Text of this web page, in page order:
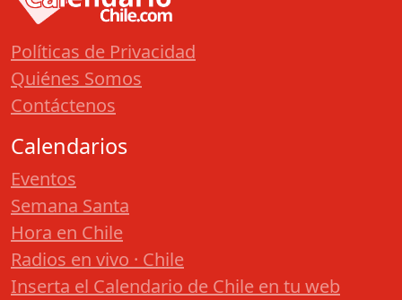
Políticas de Privacidad
Quiénes Somos
Contáctenos
Calendarios
Eventos
Semana Santa
Hora en Chile
Radios en vivo · Chile
Inserta el Calendario de Chile en tu web